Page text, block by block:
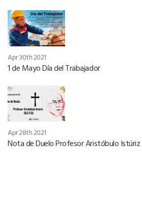
Apr 30th 2021
1 de Mayo Día del Trabajador
Apr 28th 2021
Nota de Duelo Profesor Aristóbulo Istúriz